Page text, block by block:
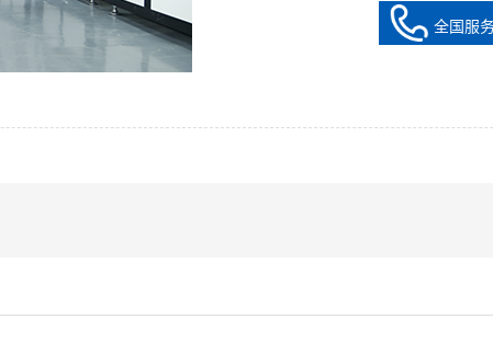
全国服